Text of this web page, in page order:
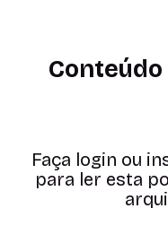
Faça login ou
para ler esta